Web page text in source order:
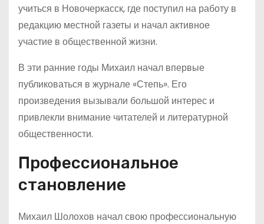
учиться в Новочеркасск, где поступил на работу в
редакцию местной газеты и начал активное
участие в общественной жизни.
В эти ранние годы Михаил начал впервые
публиковаться в журнале «Степь». Его
произведения вызывали большой интерес и
привлекли внимание читателей и литературной
общественности.
Профессиональное
становление
Михаил Шолохов начал свою профессиональную